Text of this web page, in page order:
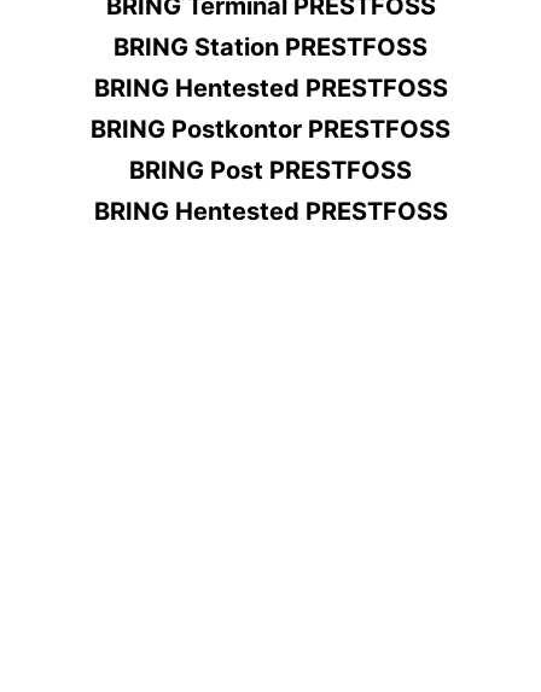
BRING Station PRESTFOSS
BRING Hentested PRESTFOSS
BRING Postkontor PRESTFOSS
BRING Post PRESTFOSS
BRING Hentested PRESTFOSS